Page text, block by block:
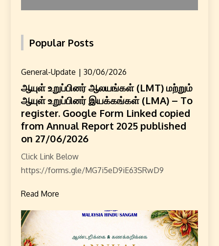
Popular Posts
General-Update 30/06/2026
ஆயுள் உறுப்பினர் ஆலயங்கள் (LMT) மற்றும்
ஆயுள் உறுப்பினர் இயக்கங்கள் (LMA) – To
register. Google Form Linked copied
from Annual Report 2025 published
on 27/06/2026
Click Link Below
https://forms.gle/MG7i5eD9iE63SRwD9
Read More